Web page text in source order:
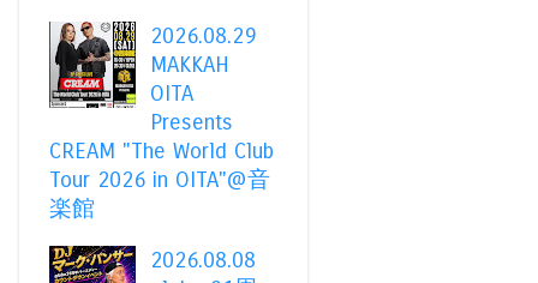
2026.08.29
MAKKAH
OITA
Presents
CREAM "The World Club
Tour 2026 in OITA"@音
楽館
2026.08.08